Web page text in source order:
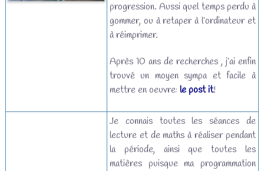
progression. Aussi quel temps perdu à
gommer, ou à retaper à l’ordinateur et
à réimprimer.
Après 10 ans de recherches , j’ai enfin
trouvé un moyen sympa et facile à
mettre en oeuvre: le post it!
Je connais toutes les séances de
lecture et de maths à réaliser pendant
la période, ainsi que toutes les
matières puisque ma programmation